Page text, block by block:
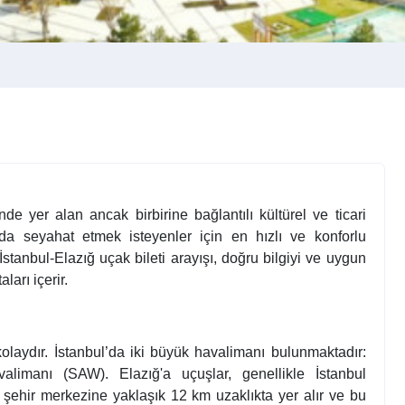
yer alan ancak birbirine bağlantılı kültürel ve ticari
seyahat etmek isteyenler için en hızlı ve konforlu
Elazığ uçak bileti arayışı, doğru bilgiyi ve uygun
içerir.
İstanbul’da iki büyük havalimanı bulunmaktadır:
(SAW). Elazığ'a uçuşlar, genellikle İstanbul
merkezine yaklaşık 12 km uzaklıkta yer alır ve bu